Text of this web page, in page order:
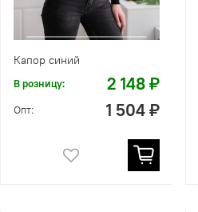
Капор синий
В розницу: 2 148 ₽
Опт: 1 504 ₽